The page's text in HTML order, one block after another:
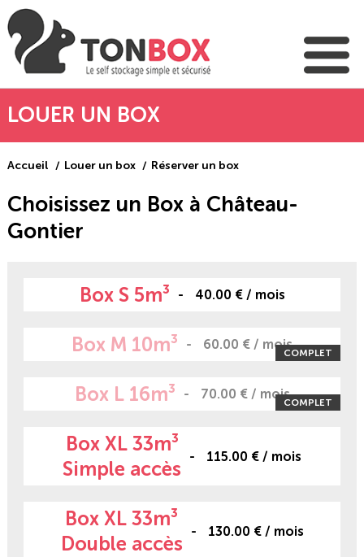
LOUER UN BOX
Accueil Louer un box Réserver un box
Choisissez un Box à Château-
Gontier
Box S 5m³ 40.00 € / mois
Box M 10m³ 60.00 € / mois
COMPLET
Box L 16m³ 70.00 € / mois
COMPLET
Box XL 33m³
Simple accès
115.00 € / mois
Box XL 33m³
Double accès
130.00 € / mois